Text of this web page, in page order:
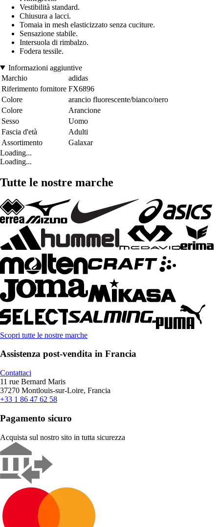
Vestibilità standard.
Chiusura a lacci.
Tomaia in mesh elasticizzato senza cuciture.
Sensazione stabile.
Intersuola di rimbalzo.
Fodera tessile.
Informazioni aggiuntive
Marchio
adidas
Riferimento fornitore FX6896
Colore
arancio fluorescente/bianco/nero
Colore
Arancione
Sesso
Uomo
Fascia d'età
Adulti
Assortimento
Galaxar
Loading...
Loading...
Tutte le nostre marche
Scopri tutte le nostre marche
Assistenza post-vendita in Francia
Contattaci
11 rue Bernard Maris
37270 Montlouis-sur-Loire, Francia
+33 1 86 47 62 58
Pagamento sicuro
Acquista sul nostro sito in tutta sicurezza